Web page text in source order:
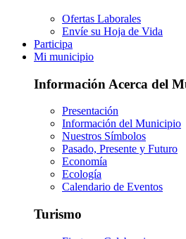
Ofertas Laborales
Envíe su Hoja de Vida
Participa
Mi municipio
Información Acerca del
Presentación
Información del Municipio
Nuestros Símbolos
Pasado, Presente y Futuro
Economía
Ecología
Calendario de Eventos
Turismo